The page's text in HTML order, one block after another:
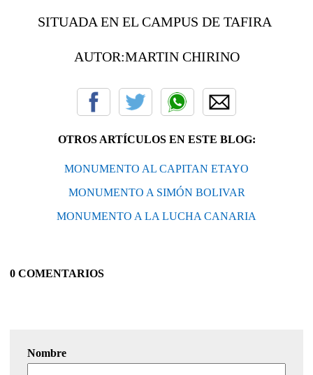
SITUADA EN EL CAMPUS DE TAFIRA
AUTOR:MARTIN CHIRINO
OTROS ARTÍCULOS EN ESTE BLOG:
MONUMENTO AL CAPITAN ETAYO
MONUMENTO A SIMÓN BOLIVAR
MONUMENTO A LA LUCHA CANARIA
0 COMENTARIOS
Nombre